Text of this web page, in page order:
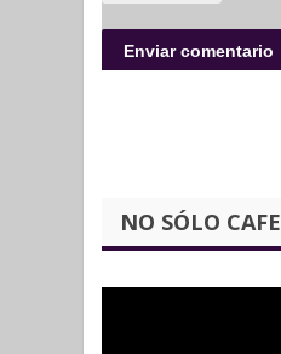
NO SÓLO CAFE